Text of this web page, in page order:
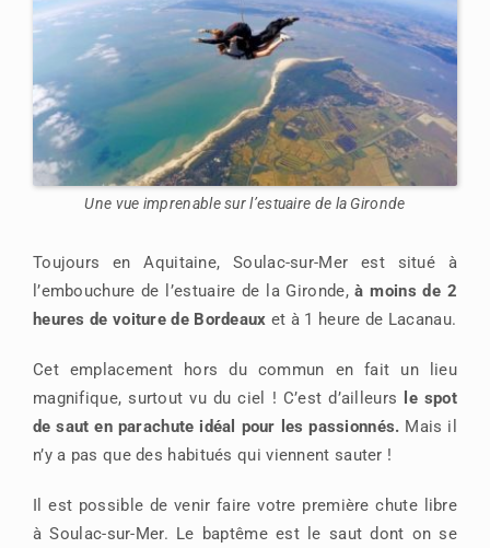
Une vue imprenable sur l’estuaire de la Gironde
Toujours en Aquitaine, Soulac-sur-Mer est situé à
l’embouchure de l’estuaire de la Gironde,à moins de 2
heures de voiture de Bordeaux et à 1 heure de Lacanau.
Cet emplacement hors du commun en fait un lieu
magnifique, surtout vu du ciel ! C’est d’ailleurs
le spot
de saut en parachute idéal pour les passionnés. Mais il
n’y a pas que des habitués qui viennent sauter !
Il est possible de venir faire votre première chute libre
à Soulac-sur-Mer. Le baptême est le saut dont on se